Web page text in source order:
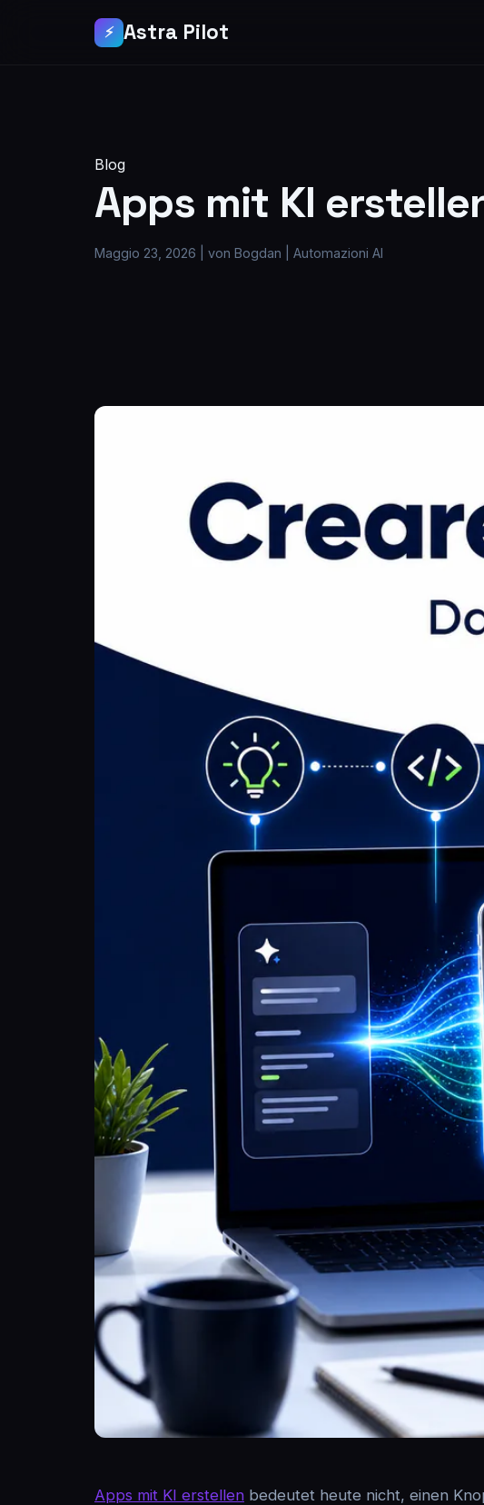
⚡ Astra Pilot
Blog
Apps mit KI
Maggio 23, 2026 von Bogdan Automazioni AI
Apps mit KI erstellen bedeutet heute nicht, einen